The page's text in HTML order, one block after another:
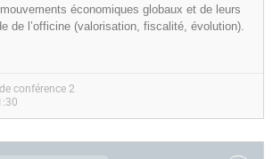
économiques globaux et de leurs
de l’officine (valorisation, fiscalité, évolution).
conférence 2